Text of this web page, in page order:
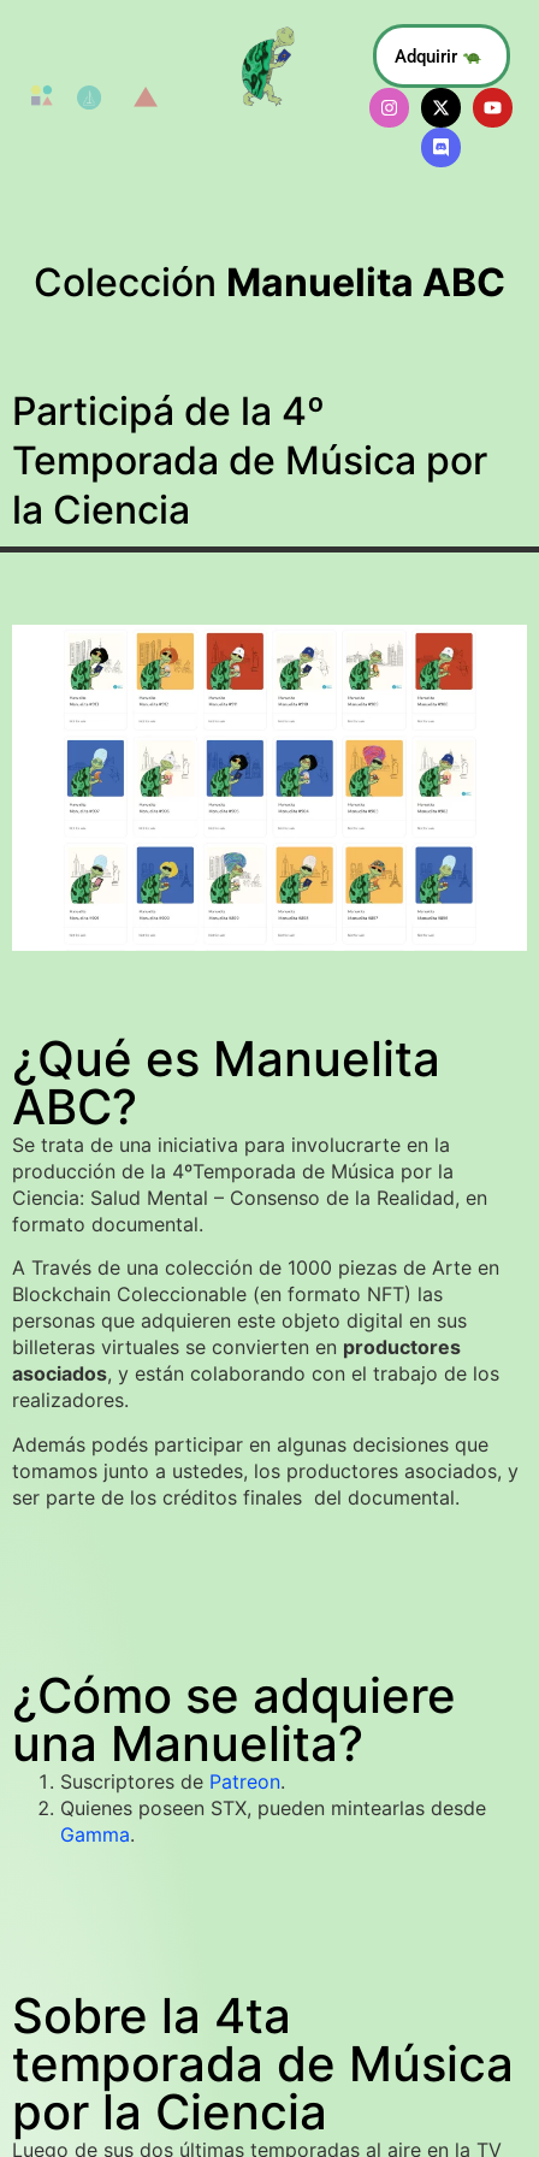
Adquirir
Colección Manuelita ABC
Participá de la 4º
Temporada de Música por
la Ciencia
¿Qué es Manuelita
ABC?
Se trata de una iniciativa para involucrarte en la
producción de la 4ºTemporada de Música por la
Ciencia: Salud Mental – Consenso de la Realidad, en
formato documental.
A Través de una colección de 1000 piezas de Arte en
Blockchain Coleccionable (en formato NFT) las
personas que adquieren este objeto digital en sus
billeteras virtuales se convierten en productores
asociados, y están colaborando con el trabajo de los
realizadores.
Además podés participar en algunas decisiones que
tomamos junto a ustedes, los productores asociados, y
ser parte de los créditos finales del documental.
¿Cómo se adquiere
una Manuelita?
Suscriptores de Patreon.
Quienes poseen STX, pueden mintearlas desde
Gamma.
Sobre la 4ta
temporada de Música
por la Ciencia
Luego de sus dos últimas temporadas al aire en la TV